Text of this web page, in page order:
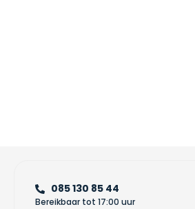
085 130 85 44
Bereikbaar tot 17:00 uur